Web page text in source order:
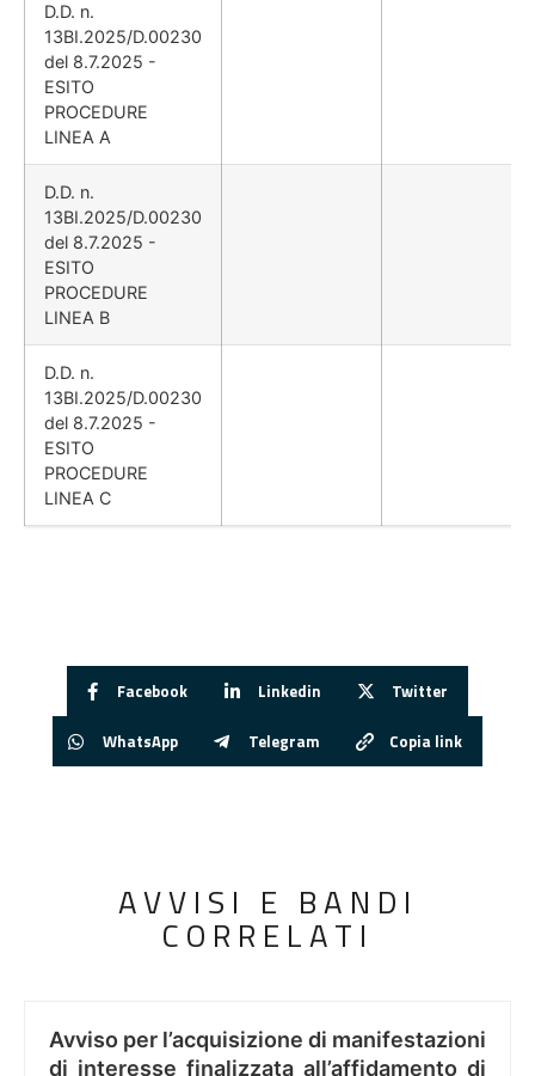
D.D. n.
13BI.2025/D.00230
del 8.7.2025 -
ESITO
PROCEDURE
LINEA A
D.D. n.
13BI.2025/D.00230
del 8.7.2025 -
ESITO
PROCEDURE
LINEA B
D.D. n.
13BI.2025/D.00230
del 8.7.2025 -
ESITO
PROCEDURE
LINEA C
Facebook Linkedin Twitter
WhatsApp Telegram Copia link
AVVISI E BANDI
CORRELATI
Avviso per l’acquisizione di manifestazioni
di interesse finalizzata all’affidamento di